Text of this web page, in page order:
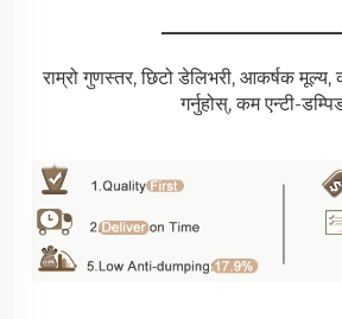
राम्रो गुणस्तर, छिटो डेलिभरी, आकर्षक
गर्नुहोस्, कम एन्टी-